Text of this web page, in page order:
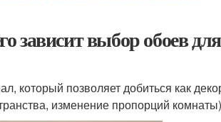
зависит выбор обоев для
который позволяет добиться как
изменение пропорций